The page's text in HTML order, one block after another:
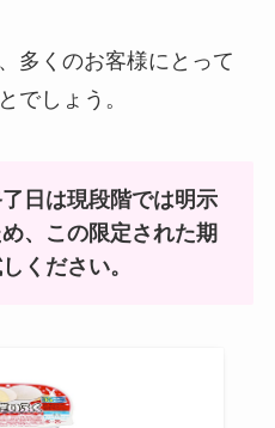
げパン粉はどこで売って
ムボックス どこで買える？
スクッキーはカルディで売
多くのお客様にとって
でしょう。
日は現段階では明示
、この限定された期
ください。